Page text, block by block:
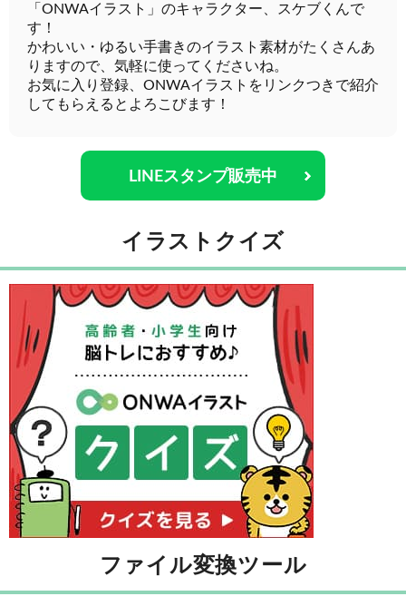
「ONWAイラスト」のキャラクター、スケブくんで
す！
かわいい・ゆるい手書きのイラスト素材がたくさんあ
りますので、気軽に使ってくださいね。
お気に入り登録、ONWAイラストをリンクつきで紹介
してもらえるとよろこびます！
LINEスタンプ販売中
イラストクイズ
ファイル変換ツール